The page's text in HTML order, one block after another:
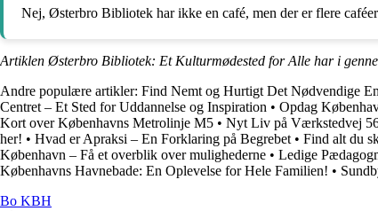
Nej, Østerbro Bibliotek har ikke en café, men der er flere
Artiklen Østerbro Bibliotek: Et Kulturmødested for Alle har i
Andre populære artikler: Find Nemt og Hurtigt Det Nødvendige
Centret – Et Sted for Uddannelse og Inspiration • Opdag
Kort over Københavns Metrolinje M5 • Nyt Liv på Værkstedvej
her! • Hvad er Apraksi – En Forklaring på Begrebet • Find alt du
København – Få et overblik over mulighederne • Ledige
Københavns Havnebade: En Oplevelse for Hele Familien! •
Bo KBH